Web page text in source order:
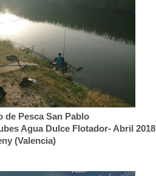
de Pesca San Pablo
Agua Dulce Flotador- Abril 2018
(Valencia)